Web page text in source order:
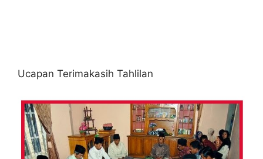
Ucapan Terimakasih Tahlilan